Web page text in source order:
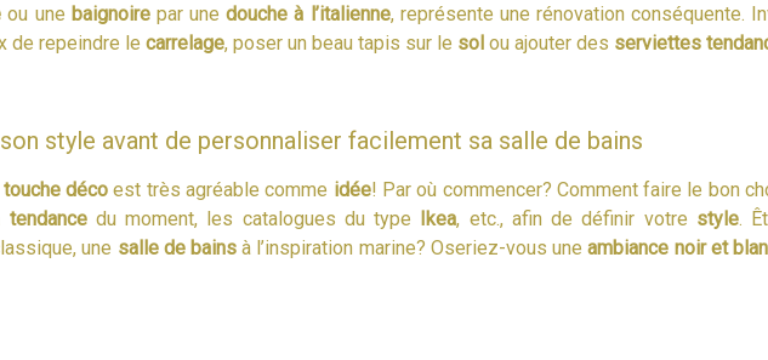
ou une baignoirepar unedouche à l’italienne, représente une rénovation conséquente.
de repeindre le carrelage, poser un beau tapis sur le sol ou ajouter des serviettes
style avant de personnaliser facilement sa salle de bains
touche décoest très agréable comme idée! Par où commencer? Comment faire le bon
tendancedu moment, les catalogues du type Ikea, etc., afin de définir votre style.
une salle de bains à l’inspiration marine? Oseriez-vous uneambiance noir et